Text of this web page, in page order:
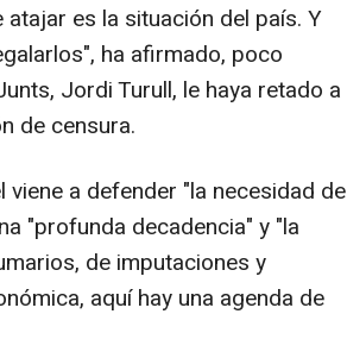
es la situación del país. Y
ha afirmado, poco
Jordi Turull, le haya retado a
de censura.
a defender "la necesidad de
"profunda decadencia" y "la
de imputaciones y
aquí hay una agenda de